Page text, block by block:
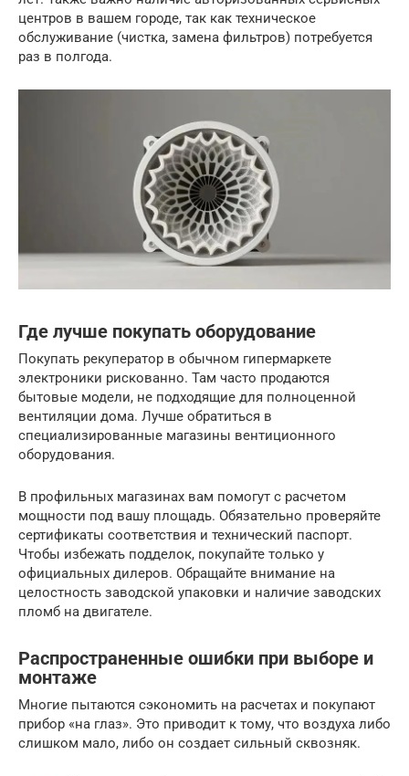
центров в вашем городе, так как техническое
обслуживание (чистка, замена фильтров) потребуется
раз в полгода.
Где лучше покупать оборудование
Покупать рекуператор в обычном гипермаркете
электроники рискованно. Там часто продаются
бытовые модели, не подходящие для полноценной
вентиляции дома. Лучше обратиться в
специализированные магазины вентиционного
оборудования.
В профильных магазинах вам помогут с расчетом
мощности под вашу площадь. Обязательно проверяйте
сертификаты соответствия и технический паспорт.
Чтобы избежать подделок, покупайте только у
официальных дилеров. Обращайте внимание на
целостность заводской упаковки и наличие заводских
пломб на двигателе.
Распространенные ошибки при выборе и
монтаже
Многие пытаются сэкономить на расчетах и покупают
прибор «на глаз». Это приводит к тому, что воздуха либо
слишком мало, либо он создает сильный сквозняк.